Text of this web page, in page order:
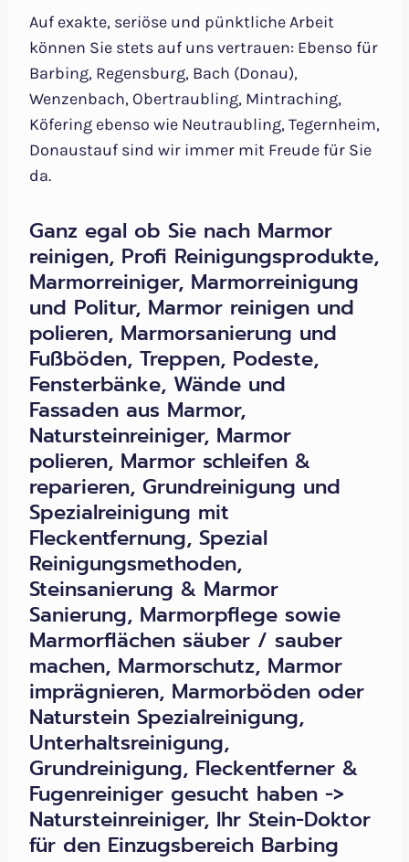
Auf exakte, seriöse und pünktliche Arbeit
können Sie stets auf uns vertrauen: Ebenso für
Barbing, Regensburg, Bach (Donau),
Wenzenbach, Obertraubling, Mintraching,
Köfering ebenso wie Neutraubling, Tegernheim,
Donaustauf sind wir immer mit Freude für Sie
da.
Ganz egal ob Sie nach Marmor
reinigen, Profi Reinigungsprodukte,
Marmorreiniger, Marmorreinigung
und Politur, Marmor reinigen und
polieren, Marmorsanierung und
Fußböden, Treppen, Podeste,
Fensterbänke, Wände und
Fassaden aus Marmor,
Natursteinreiniger, Marmor
polieren, Marmor schleifen &
reparieren, Grundreinigung und
Spezialreinigung mit
Fleckentfernung, Spezial
Reinigungsmethoden,
Steinsanierung & Marmor
Sanierung, Marmorpflege sowie
Marmorflächen säuber / sauber
machen, Marmorschutz, Marmor
imprägnieren, Marmorböden oder
Naturstein Spezialreinigung,
Unterhaltsreinigung,
Grundreinigung, Fleckentferner &
Fugenreiniger gesucht haben ->
Natursteinreiniger, Ihr Stein-Doktor
für den Einzugsbereich Barbing